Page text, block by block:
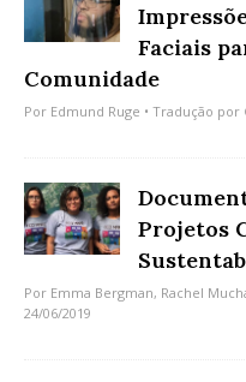
Faciais
Comunidade
Por Edmund Ruge • Tradução por
Projetos
Por Emma Bergman, Rachel
24/06/2019